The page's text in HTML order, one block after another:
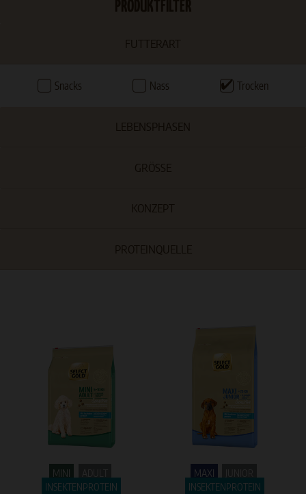
PRODUKTFILTER
FUTTERART
Snacks Nass Trocken
LEBENSPHASEN
GRÖSSE
KONZEPT
PROTEINQUELLE
MINI
INSEKTENPROTEIN
MAXI
INSEKTENPROTEIN